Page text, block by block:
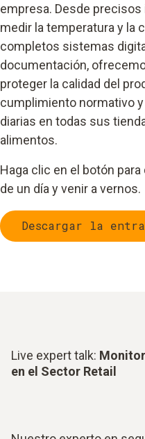
empresa. Desde
medir la temperatura y la
completos sistemas
documentación,
proteger la calidad del
cumplimiento normativo
diarias en todas sus
alimentos.
Haga clic en el botón
de un día y venir a vernos.
Descargar la
Live expert talk:
en el Sector Retail